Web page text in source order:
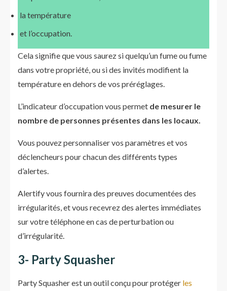
la température
et l’occupation.
Cela signifie que vous saurez si quelqu’un fume ou fume
dans votre propriété, ou si des invités modifient la
température en dehors de vos préréglages.
L’indicateur d’occupation vous permet de mesurer le
nombre de personnes présentes dans les locaux.
Vous pouvez personnaliser vos paramètres et vos
déclencheurs pour chacun des différents types
d’alertes.
Alertify vous fournira des preuves documentées des
irrégularités, et vous recevrez des alertes immédiates
sur votre téléphone en cas de perturbation ou
d’irrégularité.
3- Party Squasher
Party Squasher est un outil conçu pour protéger les